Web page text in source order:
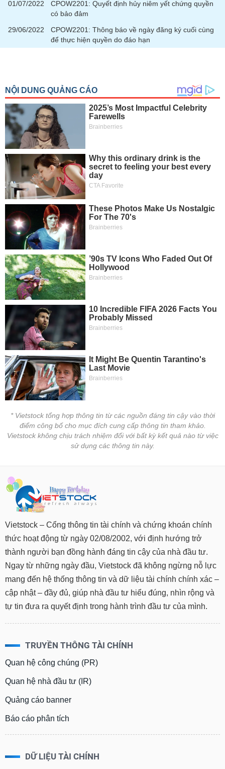
01/07/2022
CPOW2201: Quyết định hủy niêm yết chứng quyền
có bảo đảm
29/06/2022
CPOW2201: Thông báo về ngày đăng ký cuối cùng
để thực hiện quyền do đáo hạn
* Vietstock tổng hợp thông tin từ các nguồn đáng tin cậy vào thời
điểm công bố cho mục đích cung cấp thông tin tham khảo.
Vietstock không chịu trách nhiệm đối với bất kỳ kết quả nào từ việc
sử dụng các thông tin này.
Vietstock – Cổng thông tin tài chính và chứng khoán chính
thức hoạt động từ ngày 02/08/2002, với định hướng trở
thành người bạn đồng hành đáng tin cậy của nhà đầu tư.
Ngay từ những ngày đầu, Vietstock đã không ngừng nỗ lực
mang đến hệ thống thông tin và dữ liệu tài chính chính xác –
cập nhật – đầy đủ, giúp nhà đầu tư hiểu đúng, nhìn rộng và
tự tin đưa ra quyết định trong hành trình đầu tư của mình.
TRUYỀN THÔNG TÀI CHÍNH
Quan hệ công chúng (PR)
Quan hệ nhà đầu tư (IR)
Quảng cáo banner
Báo cáo phân tích
DỮ LIỆU TÀI CHÍNH